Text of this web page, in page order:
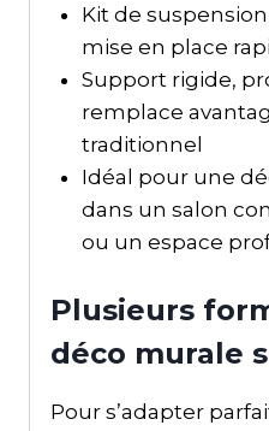
Kit de
mise en place
Support rigide,
remplace
traditionnel
Idéal pour une
dans un salon
ou un espace
Plusieurs
déco murale
Pour s’adapter